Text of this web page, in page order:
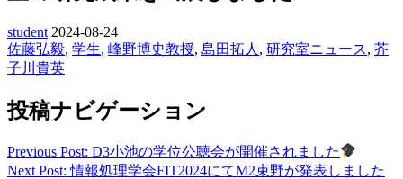
student 2024-08-24
佐藤弘毅, 学生, 峰野博史教授, 島田拓人 , 研究室ニュース, 芥
子川貴英
投稿ナビゲーション
Previous Post: D3小池の学位公聴会が開催されました
Next Post: 情報処理学会FIT2024にてM2束野が発表しました